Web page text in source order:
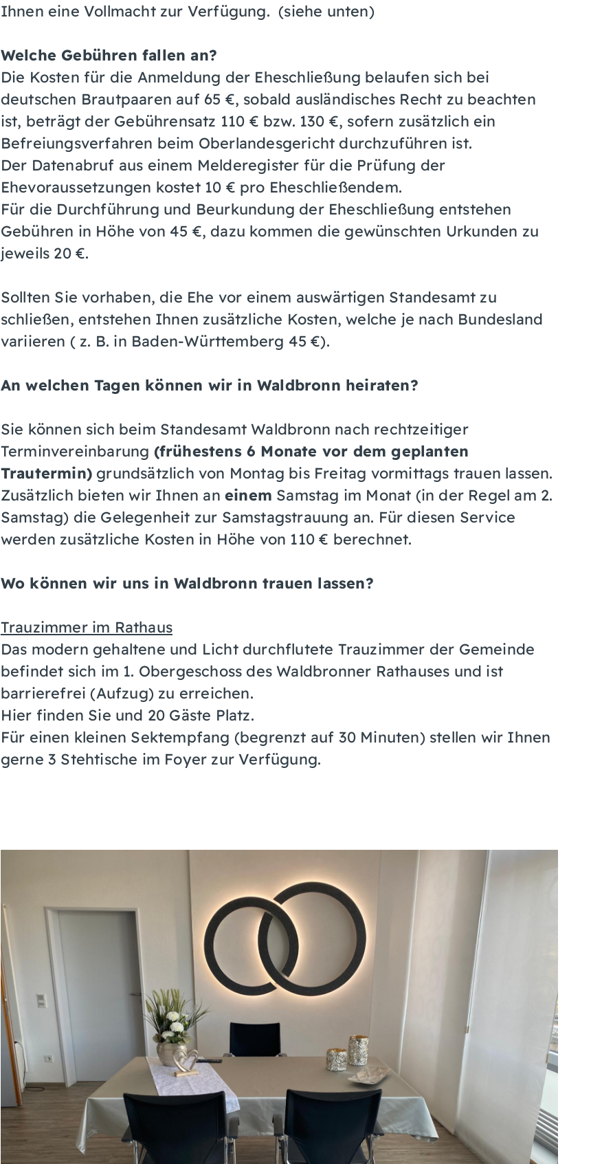
Ihnen eine Vollmacht zur Verfügung. (siehe unten)
Welche Gebühren fallen an?
Die Kosten für die Anmeldung der Eheschließung belaufen sich bei
deutschen Brautpaaren auf 65 €, sobald ausländisches Recht zu beachten
ist, beträgt der Gebührensatz 110 € bzw. 130 €, sofern zusätzlich ein
Befreiungsverfahren beim Oberlandesgericht durchzuführen ist.
Der Datenabruf aus einem Melderegister für die Prüfung der
Ehevoraussetzungen kostet 10 € pro Eheschließendem.
Für die Durchführung und Beurkundung der Eheschließung entstehen
Gebühren in Höhe von 45 €, dazu kommen die gewünschten Urkunden zu
jeweils 20 €.
Sollten Sie vorhaben, die Ehe vor einem auswärtigen Standesamt zu
schließen, entstehen Ihnen zusätzliche Kosten, welche je nach Bundesland
variieren ( z. B. in Baden-Württemberg 45 €).
An welchen Tagen können wir in Waldbronn heiraten?
Sie können sich beim Standesamt Waldbronn nach rechtzeitiger
Terminvereinbarung (frühestens 6 Monate vor dem geplanten
Trautermin) grundsätzlich von Montag bis Freitag vormittags trauen lassen.
Zusätzlich bieten wir Ihnen an einem Samstag im Monat (in der Regel am 2.
Samstag) die Gelegenheit zur Samstagstrauung an. Für diesen Service
werden zusätzliche Kosten in Höhe von 110 € berechnet.
Wo können wir uns in Waldbronn trauen lassen?
Trauzimmer im Rathaus
Das modern gehaltene und Licht durchflutete Trauzimmer der Gemeinde
befindet sich im 1. Obergeschoss des Waldbronner Rathauses und ist
barrierefrei (Aufzug) zu erreichen.
Hier finden Sie und 20 Gäste Platz.
Für einen kleinen Sektempfang (begrenzt auf 30 Minuten) stellen wir Ihnen
gerne 3 Stehtische im Foyer zur Verfügung.